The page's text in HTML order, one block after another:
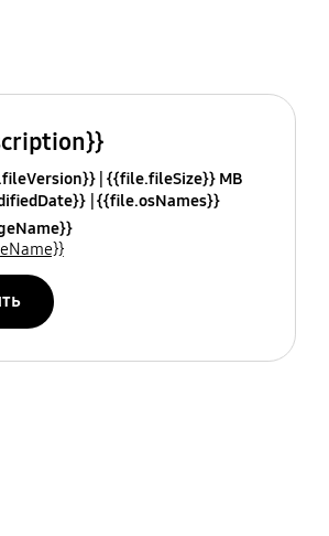
{{file.fileSize}} MB
{{file.osNames}}